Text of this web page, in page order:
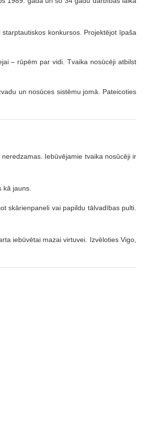
konkursos. Projektējot īpaša
– rūpēm par vidi. Tvaika nosūcēji atbilst
un nosūces sistēmu jomā. Pateicoties
Iebūvējamie tvaika nosūcēji ir
jauns.
skārienpaneli vai papildu tālvadības pulti.
iebūvētai mazai virtuvei. Izvēloties Vigo,